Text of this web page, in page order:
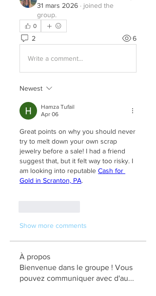
31 mars 2026 · joined the
group.
0
2 6
Write a comment...
Newest
Hamza Tufail
Apr 06
Great points on why you should never
try to melt down your own scrap
jewelry before a sale! I had a friend
suggest that, but it felt way too risky. I
am looking into reputable Cash for
Gold in Scranton, PA.
Show more comments
À propos
Bienvenue dans le groupe ! Vous
pouvez communiquer avec d'au...